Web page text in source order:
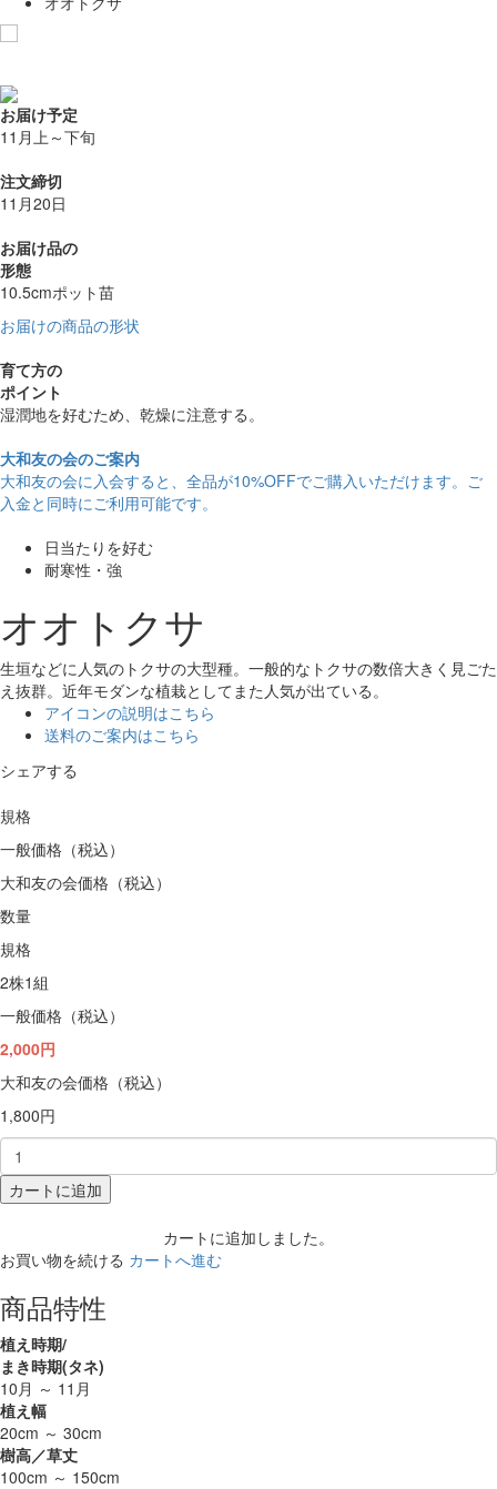
お届け予定
11月上～下旬
注文締切
11月20日
お届け品の
形態
10.5cmポット苗
お届けの商品の形状
育て方の
ポイント
湿潤地を好むため、乾燥に注意する。
大和友の会のご案内
大和友の会に入会すると、 全品が10%OFFでご購入いただけます。ご
入金と同時にご利用可能です。
日当たりを好む
耐寒性・強
オオトクサ
生垣などに人気のトクサの大型種。一般的なトクサの数倍大きく見ごた
え抜群。近年モダンな植栽としてまた人気が出ている。
アイコンの説明はこちら
送料のご案内はこちら
シェアする
規格
一般価格（税込）
大和友の会価格（税込）
数量
規格
2株1組
一般価格（税込）
2,000円
大和友の会価格（税込）
1,800円
カートに追加
カートに追加しました。
お買い物を続ける カートへ進む
商品特性
植え時期/
まき時期(タネ)
10月 ～ 11月
植え幅
20cm ～ 30cm
樹高／草丈
100cm ～ 150cm